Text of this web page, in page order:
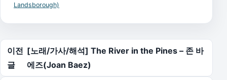
Landsborough)
글 탐색
이전
글
[노래/가사/해석] The River in the Pines – 존 바
에즈(Joan Baez)